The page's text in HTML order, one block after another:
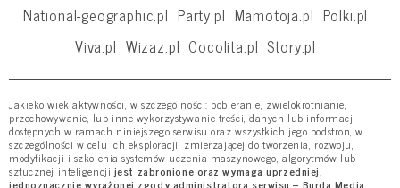
National-geographic.pl Party.pl Mamotoja.pl Polki.pl
Viva.pl Wizaz.pl Cocolita.pl Story.pl
Jakiekolwiek aktywności, w szczególności: pobieranie, zwielokrotnianie,
przechowywanie, lub inne wykorzystywanie treści, danych lub informacji
dostępnych w ramach niniejszego serwisu oraz wszystkich jego podstron, w
szczególności w celu ich eksploracji, zmierzającej do tworzenia, rozwoju,
modyfikacji i szkolenia systemów uczenia maszynowego, algorytmów lub
sztucznej inteligencji jest zabronione oraz wymaga uprzedniej,